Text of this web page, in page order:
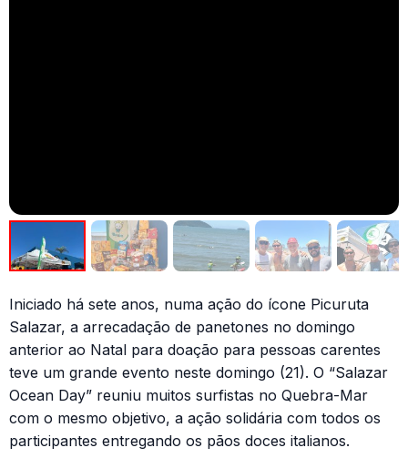
Iniciado há sete anos, numa ação do ícone Picuruta
Salazar, a arrecadação de panetones no domingo
anterior ao Natal para doação para pessoas carentes
teve um grande evento neste domingo (21). O “Salazar
Ocean Day” reuniu muitos surfistas no Quebra-Mar
com o mesmo objetivo, a ação solidária com todos os
participantes entregando os pãos doces italianos.